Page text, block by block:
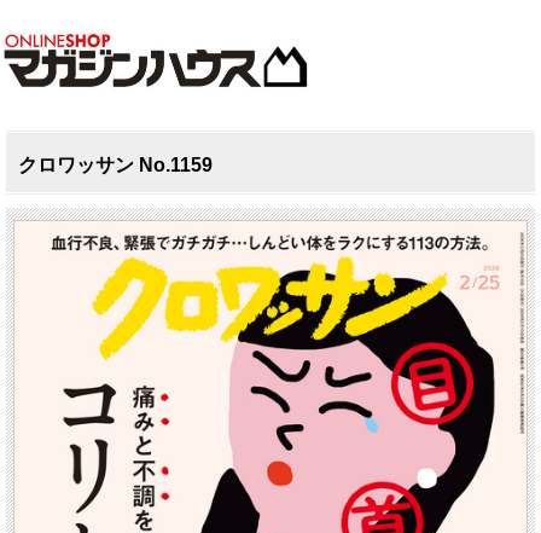
クロワッサン No.1159